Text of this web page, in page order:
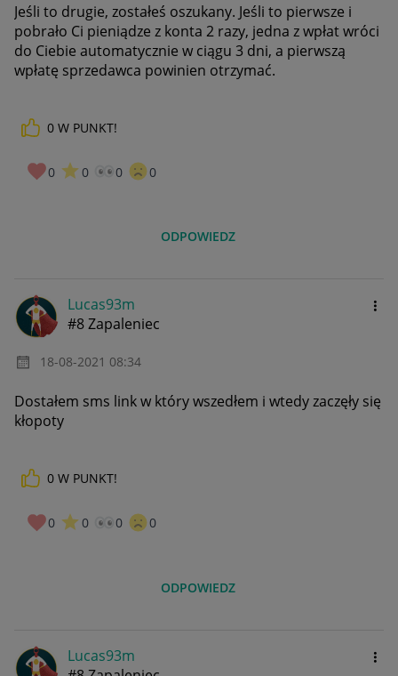
Jeśli to drugie, zostałeś oszukany. Jeśli to pierwsze i
pobrało Ci pieniądze z konta 2 razy, jedna z wpłat wróci
do Ciebie automatycznie w ciągu 3 dni, a pierwszą
wpłatę sprzedawca powinien otrzymać.
0 W PUNKT!
0 0 0 0
ODPOWIEDZ
Lucas93m
#8 Zapaleniec
‎18-08-2021 08:34
Dostałem sms link w który wszedłem i wtedy zaczęły się
kłopoty
0 W PUNKT!
0 0 0 0
ODPOWIEDZ
Lucas93m